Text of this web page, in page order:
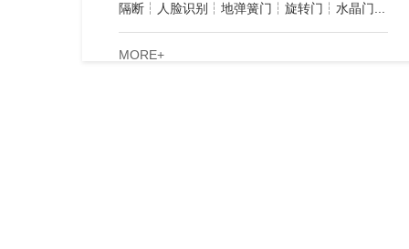
隔断┆人脸识别┆地弹簧门┆旋转门┆水晶门...
MORE+